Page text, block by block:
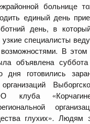
больнице
единый день
день, в
специалисты
В
объявлена
дня готовились
клуба
глухих». Людям